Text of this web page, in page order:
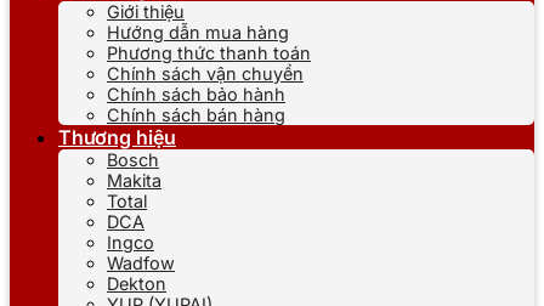
Giới thiệu
Hướng dẫn mua hàng
Phương thức thanh toán
Chính sách vận chuyển
Chính sách bảo hành
Chính sách bán hàng
Thương hiệu
Bosch
Makita
Total
DCA
Ingco
Wadfow
Dekton